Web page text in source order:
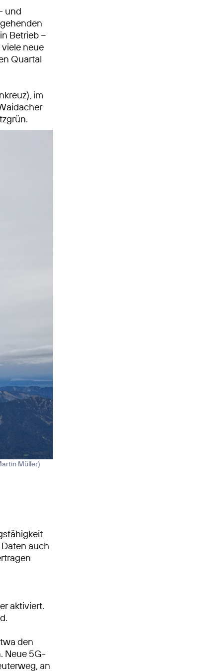
und
Betrieb –
neue
Quartal
im
Müller)
auch
aktiviert.
den
Neue 5G-
an